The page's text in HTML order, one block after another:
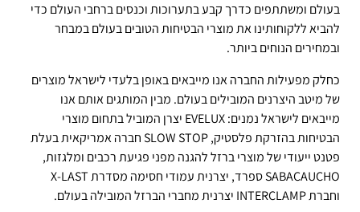
בעולם ומשתתפים כדרך קבע בתערוכות וכנסים ברחבי העולם כדי
להביא ללקוחותינו את מוצרי הבטיחות הטובים בעולם במבחר
ובמחירים הנוחים ביותר.
כחלק מפעילות החברה אנו מייבאים באופן בלעדי לישראל מוצרים
של מיטב היצרנים המובילים בעולם. מבין המותגים אותם אנו
מייבאים לישראל נמנים: EVELUX יצרן המוביל בתחום מוצרי
הבטיחות בהזרקת פלסטיק, SLOW STOP חברה אמריקאית בעלת
פטנט ייעודי של מוצרי ברזל להגנה מפני פגיעת רכבים ומלגזות,
SABACAUCHO ספרד, יצרנית עמודי חסימה מסדרת X-LAST
וחברת INTERCLAMP יצרנית מחברי הברזל המובילה בעולם.